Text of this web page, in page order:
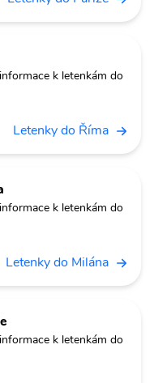
k letenkám do
Letenky do Říma
k letenkám do
Letenky do Milána
k letenkám do